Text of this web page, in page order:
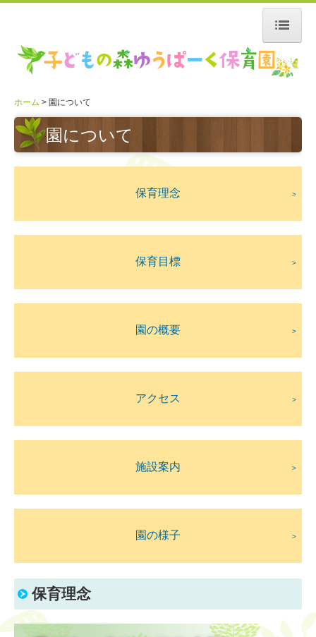
ホーム
園の特長
園児たちの一日
ゆうぱーくの子どもたち！！（随時）
ホーム 園について
園について
保育理念 >
保育目標 >
園の概要 >
アクセス >
施設案内 >
園の様子 >
保育理念